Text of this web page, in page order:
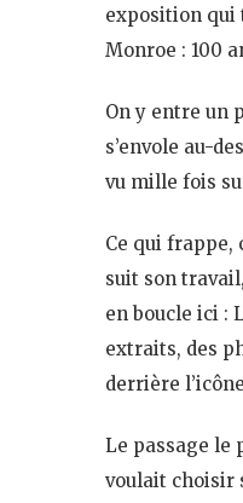
exposition qui
Monroe : 100
On y entre un
s’envole au-
vu mille fois
Ce qui frappe,
suit son
en boucle ici :
extraits, des
derrière
Le passage le
voulait choisir